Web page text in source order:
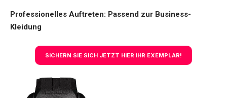
Professionelles Auftreten: Passend zur Business-
Kleidung
SICHERN SIE SICH JETZT HIER IHR EXEMPLAR!